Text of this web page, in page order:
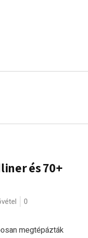
és 70+
0
megtépázták